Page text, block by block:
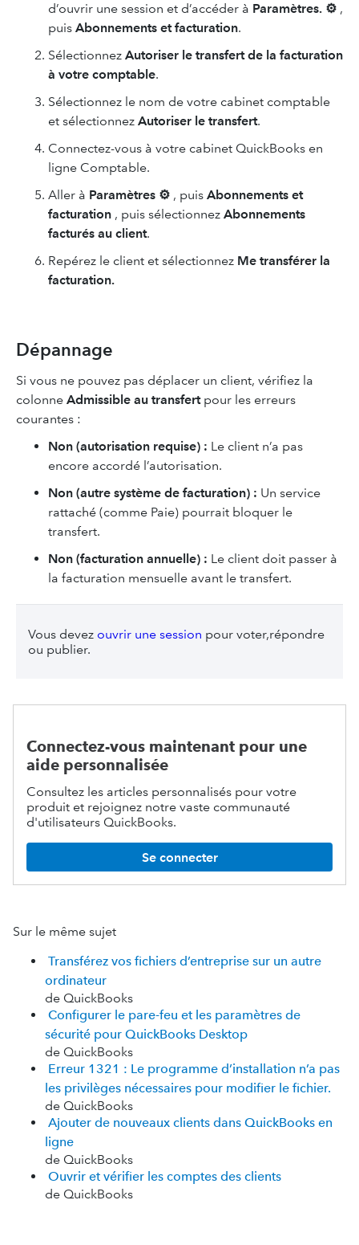
d’ouvrir une session et d’accéder à Paramètres. ⚙ ,
puis Abonnements et facturation.
Sélectionnez Autoriser le transfert de la facturation
à votre comptable.
Sélectionnez le nom de votre cabinet comptable
et sélectionnez Autoriser le transfert.
Connectez-vous à votre cabinet QuickBooks en
ligne Comptable.
Aller à Paramètres ⚙ , puis Abonnements et
facturation , puis sélectionnez Abonnements
facturés au client.
Repérez le client et sélectionnez Me transférer la
facturation.
Dépannage
Si vous ne pouvez pas déplacer un client, vérifiez la
colonne Admissible au transfert pour les erreurs
courantes :
Non (autorisation requise) : Le client n’a pas
encore accordé l’autorisation.
Non (autre système de facturation) : Un service
rattaché (comme Paie) pourrait bloquer le
transfert.
Non (facturation annuelle) : Le client doit passer à
la facturation mensuelle avant le transfert.
Vous devez ouvrir une session pour voter,répondre
ou publier.
Connectez-vous maintenant pour une
aide personnalisée
Consultez les articles personnalisés pour votre
produit et rejoignez notre vaste communauté
d'utilisateurs QuickBooks.
Se connecter
Sur le même sujet
Transférez vos fichiers d’entreprise sur un autre
ordinateur
de QuickBooks
Configurer le pare-feu et les paramètres de
sécurité pour QuickBooks Desktop
de QuickBooks
Erreur 1321 : Le programme d’installation n’a pas
les privilèges nécessaires pour modifier le fichier.
de QuickBooks
Ajouter de nouveaux clients dans QuickBooks en
ligne
de QuickBooks
Ouvrir et vérifier les comptes des clients
de QuickBooks